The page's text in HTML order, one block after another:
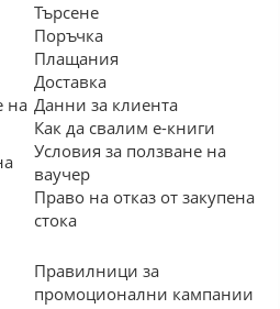
на
Търсене
Поръчка
Плащания
Доставка
Данни за клиента
Как да свалим е-книги
Условия за ползване на
ваучер
Право на отказ от закупена
стока
Правилници за
промоционални кампании